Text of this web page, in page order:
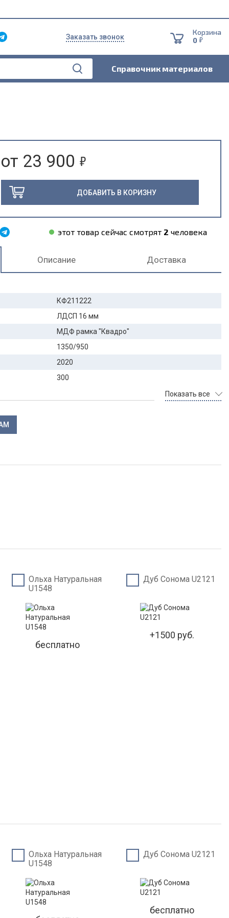
Заказать звонок
Корзина
0 5
Справочник материалов
от 23 900 5
ДОБАВИТЬ В КОРИЗНУ
этот товар сейчас смотрят 2 человека
Описание Доставка
КФ211222
ЛДСП 16 мм
МДФ рамка "Квадро"
1350/950
2020
300
Показать все
Ольха Натуральная
U1548
бесплатно
Дуб Сонома U2121
+1500 руб.
Ольха Натуральная
U1548
Дуб Сонома U2121
бесплатно